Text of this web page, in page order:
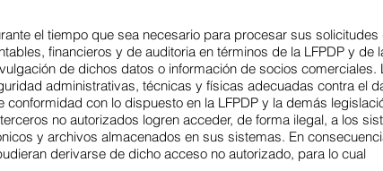
el tiempo que sea necesario para procesar sus solicitudes
financieros y de auditoria en términos de la LFPDP y de
de dichos datos o información de socios comerciales.
administrativas, técnicas y físicas adecuadas contra el
con lo dispuesto en la LFPDP y la demás
no autorizados logren acceder, de forma ilegal, a los
y archivos almacenados en sus sistemas. En
derivarse de dicho acceso no autorizado, para lo cual